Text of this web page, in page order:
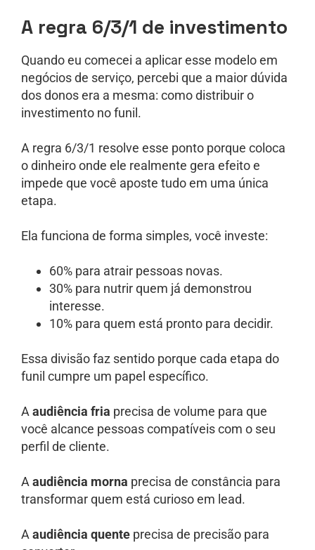
A regra 6/3/1 de investimento
Quando eu comecei a aplicar esse modelo em
negócios de serviço, percebi que a maior dúvida
dos donos era a mesma: como distribuir o
investimento no funil.
A regra 6/3/1 resolve esse ponto porque coloca
o dinheiro onde ele realmente gera efeito e
impede que você aposte tudo em uma única
etapa.
Ela funciona de forma simples, você investe:
60% para atrair pessoas novas.
30% para nutrir quem já demonstrou
interesse.
10% para quem está pronto para decidir.
Essa divisão faz sentido porque cada etapa do
funil cumpre um papel específico.
A audiência fria precisa de volume para que
você alcance pessoas compatíveis com o seu
perfil de cliente.
A audiência morna precisa de constância para
transformar quem está curioso em lead.
A audiência quenteprecisa de precisão para